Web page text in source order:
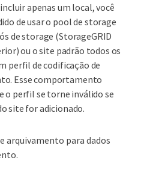
apenas um local, você
de usar o pool de storage
de storage (StorageGRID
ou o site padrão todos os
perfil de codificação de
Esse comportamento
o perfil se torne inválido se
site for adicionado.
arquivamento para dados